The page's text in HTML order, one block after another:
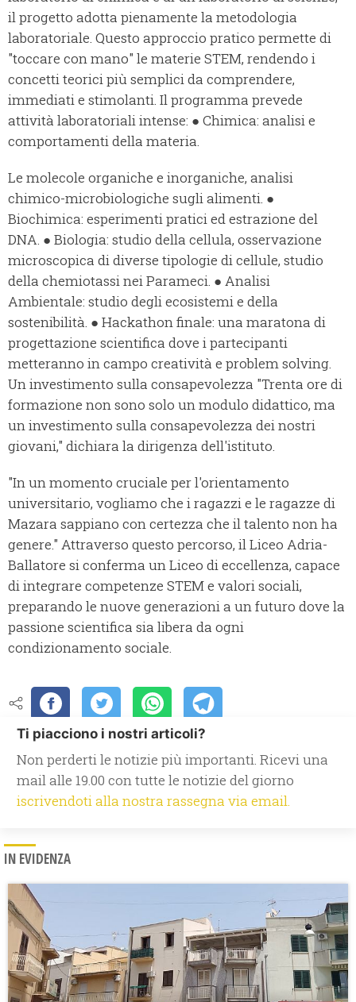
il progetto adotta pienamente la metodologia
laboratoriale. Questo approccio pratico permette di
"toccare con mano" le materie STEM, rendendo i
concetti teorici più semplici da comprendere,
immediati e stimolanti. Il programma prevede
attività laboratoriali intense: ● Chimica: analisi e
comportamenti della materia.
Le molecole organiche e inorganiche, analisi
chimico-microbiologiche sugli alimenti. ●
Biochimica: esperimenti pratici ed estrazione del
DNA. ● Biologia: studio della cellula, osservazione
microscopica di diverse tipologie di cellule, studio
della chemiotassi nei Parameci. ● Analisi
Ambientale: studio degli ecosistemi e della
sostenibilità. ● Hackathon finale: una maratona di
progettazione scientifica dove i partecipanti
metteranno in campo creatività e problem solving.
Un investimento sulla consapevolezza "Trenta ore di
formazione non sono solo un modulo didattico, ma
un investimento sulla consapevolezza dei nostri
giovani," dichiara la dirigenza dell'istituto.
"In un momento cruciale per l'orientamento
universitario, vogliamo che i ragazzi e le ragazze di
Mazara sappiano con certezza che il talento non ha
genere." Attraverso questo percorso, il Liceo Adria-
Ballatore si conferma un Liceo di eccellenza, capace
di integrare competenze STEM e valori sociali,
preparando le nuove generazioni a un futuro dove la
passione scientifica sia libera da ogni
condizionamento sociale.
Ti piacciono i nostri articoli?
Non perderti le notizie più importanti. Ricevi una
mail alle 19.00 con tutte le notizie del giorno
iscrivendoti alla nostra rassegna via email.
IN EVIDENZA